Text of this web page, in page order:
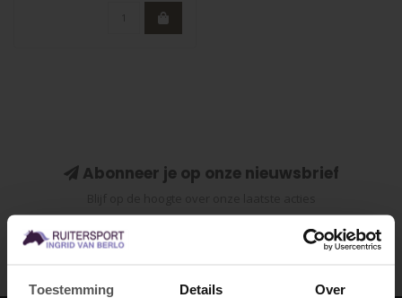
Toestemming Details Over
Abonneer je op onze nieuwsbrief